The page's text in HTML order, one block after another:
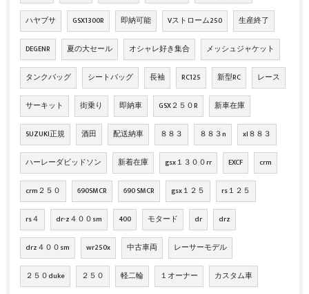
ハヤブサ GSX1300R 即納可能 Vストローム250 生産終了
DEGENR 夏の大セール オシャレ好き集合 メッシュジャケット
タンクバッグ シートバッグ 長袖 RC125 新型RC レース
サーキット 街乗り 即納車 GSX２５０R 新車在庫
SUZUKI正規 酒田 配送納車 ８８３ ８８３n xl８８３
ハーレーダビッドソン 新着在庫 gsx１３００rr EXCF crm
crm２５０ 690SMCR 690 SMCR gsx１２５ rs１２５
rs４ dr-z４００sm 400 モタード dr drz
drz４００sm wr250x 中古車両 レーサーモデル
２５０duke ２５０ 軽二輪 １オーナー カスタム車